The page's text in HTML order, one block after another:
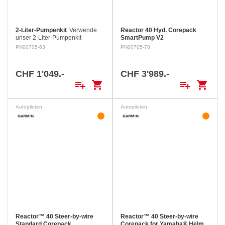
2-Liter-Pumpenkit Verwende
unser 2-Liter-Pumpenkit
(0,53 Gallonen) mit dem
PN00705-63
CHF 1'049.-
playlist_add shopping_cart
Reactor 40 Hyd. Corepack
SmartPump V2
PN00705-78
CHF 3'989.-
playlist_add shopping_cart
Autopiloten
Reactor™ 40 Steer-by-wire
Autopiloten
Reactor™ 40 Steer-by-wire